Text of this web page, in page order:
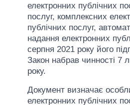
електронних публічних
послуг, комплексних
публічних послуг,
надання електронних
серпня 2021 року його
Закон набрав чинності 7
року.
Документ визначає
електронних публічних